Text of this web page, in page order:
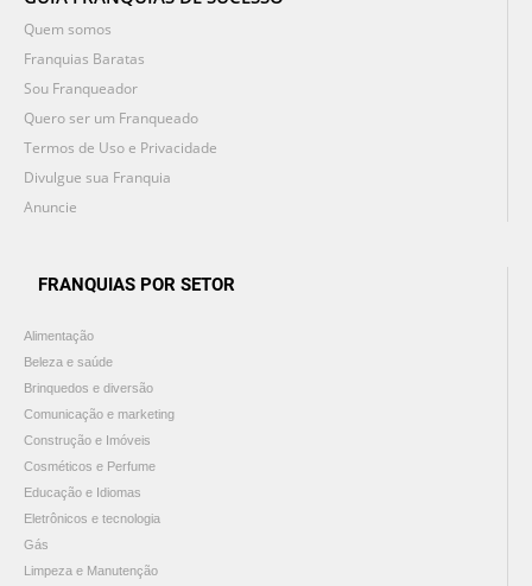
Quem somos
Franquias Baratas
Sou Franqueador
Quero ser um Franqueado
Termos de Uso e Privacidade
Divulgue sua Franquia
Anuncie
FRANQUIAS POR SETOR
Alimentação
Beleza e saúde
Brinquedos e diversão
Comunicação e marketing
Construção e Imóveis
Cosméticos e Perfume
Educação e Idiomas
Eletrônicos e tecnologia
Gás
Limpeza e Manutenção